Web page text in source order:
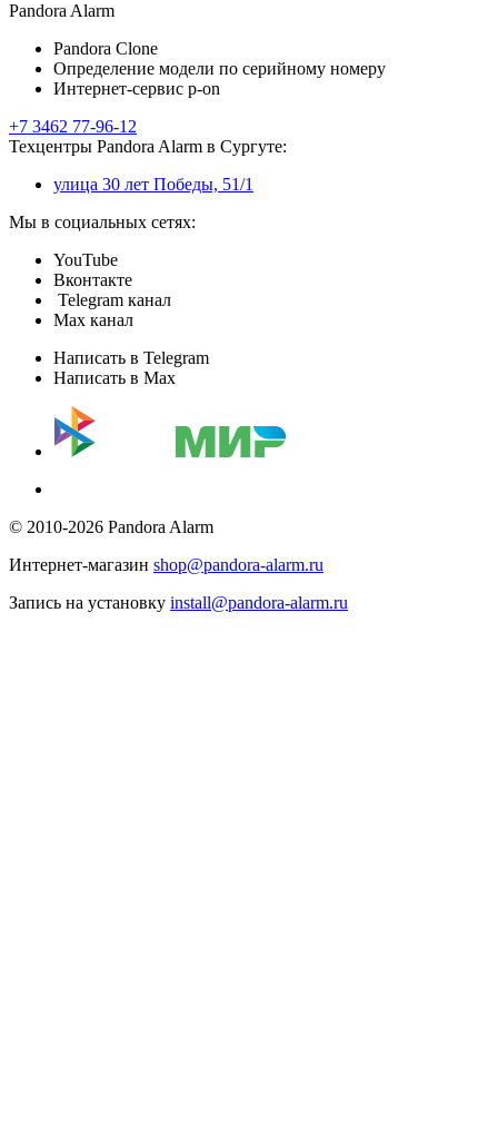
Pandora Alarm
Pandora Clone
Определение модели по серийному номеру
Интернет-сервис p-on
+7 3462 77-96-12
Техцентры Pandora Alarm в Сургуте:
улица 30 лет Победы, 51/1
Мы в социальных сетях:
YouTube
Вконтакте
Telegram канал
Max канал
Написать в Telegram
Написать в Max
© 2010-2026 Pandora Alarm
Интернет-магазин shop@pandora-alarm.ru
Запись на установку install@pandora-alarm.ru